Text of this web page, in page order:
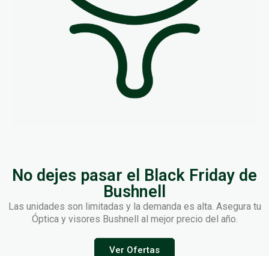
No dejes pasar el Black Friday de
Bushnell
Las unidades son limitadas y la demanda es alta. Asegura tu
Óptica y visores Bushnell al mejor precio del año.
Ver Ofertas